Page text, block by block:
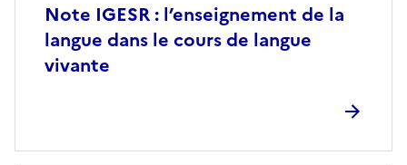
Note IGESR : l’enseignement de la
langue dans le cours de langue
vivante